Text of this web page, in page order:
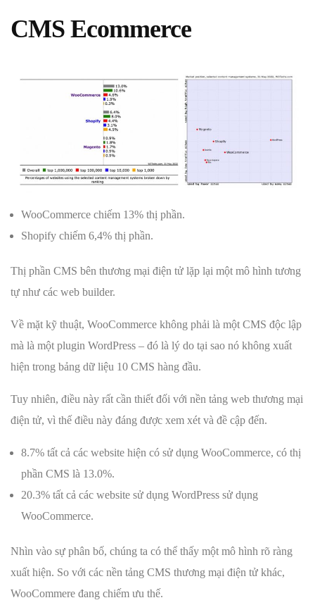
CMS Ecommerce
WooCommerce chiếm 13% thị phần.
Shopify chiếm 6,4% thị phần.
Thị phần CMS bên thương mại điện tử lặp lại một mô hình tương
tự như các web builder.
Về mặt kỹ thuật, WooCommerce không phải là một CMS độc lập
mà là một plugin WordPress – đó là lý do tại sao nó không xuất
hiện trong bảng dữ liệu 10 CMS hàng đầu.
Tuy nhiên, điều này rất cần thiết đối với nền tảng web thương mại
điện tử, vì thế điều này đáng được xem xét và đề cập đến.
8.7% tất cả các website hiện có sử dụng WooCommerce, có thị
phần CMS là 13.0%.
20.3% tất cả các website sử dụng WordPress sử dụng
WooCommerce.
Nhìn vào sự phân bố, chúng ta có thể thấy một mô hình rõ ràng
xuất hiện. So với các nền tảng CMS thương mại điện tử khác,
WooCommere đang chiếm ưu thế.